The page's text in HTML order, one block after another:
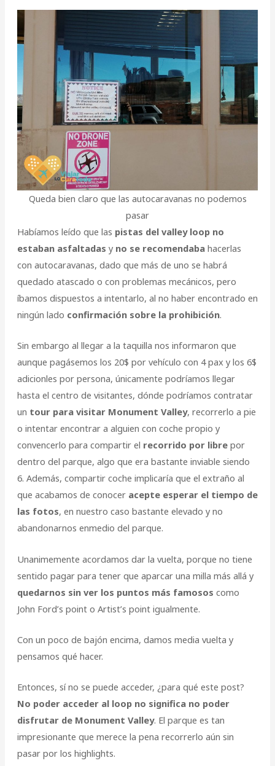
Queda bien claro que las autocaravanas no podemos
pasar
Habíamos leído que las pistas del valley loop no
estaban asfaltadas y no se recomendabahacerlas
con autocaravanas, dado que más de uno se habrá
quedado atascado o con problemas mecánicos, pero
íbamos dispuestos a intentarlo, al no haber encontrado en
ningún lado confirmación sobre la prohibición.
Sin embargo al llegar a la taquilla nos informaron que
aunque pagásemos los 20$ por vehículo con 4 pax y los 6$
adicionles por persona, únicamente podríamos llegar
hasta el centro de visitantes, dónde podríamos contratar
un tour para visitar Monument Valley, recorrerlo a pie
o intentar encontrar a alguien con coche propio y
convencerlo para compartir el recorrido por librepor
dentro del parque, algo que era bastante inviable siendo
6. Además, compartir coche implicaría que el extraño al
que acabamos de conocer acepte esperar el tiempo de
las fotos, en nuestro caso bastante elevado y no
abandonarnos enmedio del parque.
Unanimemente acordamos dar la vuelta, porque no tiene
sentido pagar para tener que aparcar una milla más allá y
quedarnos sin ver los puntos más famosos como
John Ford’s point o Artist’s point igualmente.
Con un poco de bajón encima, damos media vuelta y
pensamos qué hacer.
Entonces, sí no se puede acceder, ¿para qué este post?
No poder acceder al loop no significa no poder
disfrutar de Monument Valley. El parque es tan
impresionante que merece la pena recorrerlo aún sin
pasar por los highlights.